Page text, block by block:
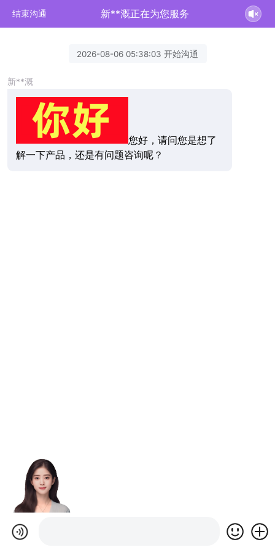
结束沟通 新**溉正在为您服务
2026-08-06 05:38:03 开始沟通
新**溉
您好，请问您是想了
解一下产品，还是有问题咨询呢？